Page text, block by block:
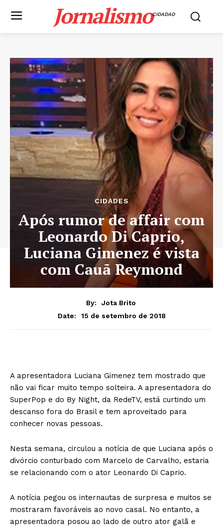
JornalismoCIDADAO
CIDADES
Após rumor de affair com
Leonardo Di Caprio,
Luciana Gimenez é vista
com Cauã Reymond
By:
Jota Brito
Date:
15 de setembro de 2018
A apresentadora Luciana Gimenez tem mostrado que
não vai ficar muito tempo solteira. A apresentadora do
SuperPop e do By Night, da RedeTV, está curtindo um
descanso fora do Brasil e tem aproveitado para
conhecer novas pessoas.
Nesta semana, circulou a notícia de que Luciana após o
divórcio conturbado com Marcelo de Carvalho, estaria
se relacionando com o ator Leonardo Di Caprio.
A notícia pegou os internautas de surpresa e muitos se
mostraram favoráveis ao novo casal. No entanto, a
apresentadora posou ao lado de outro ator galã e